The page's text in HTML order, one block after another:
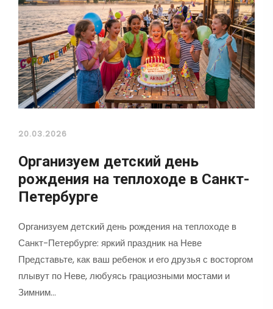
20.03.2026
Организуем детский день
рождения на теплоходе в Санкт-
Петербурге
Организуем детский день рождения на теплоходе в
Санкт-Петербурге: яркий праздник на Неве
Представьте, как ваш ребенок и его друзья с восторгом
плывут по Неве, любуясь грациозными мостами и
Зимним…